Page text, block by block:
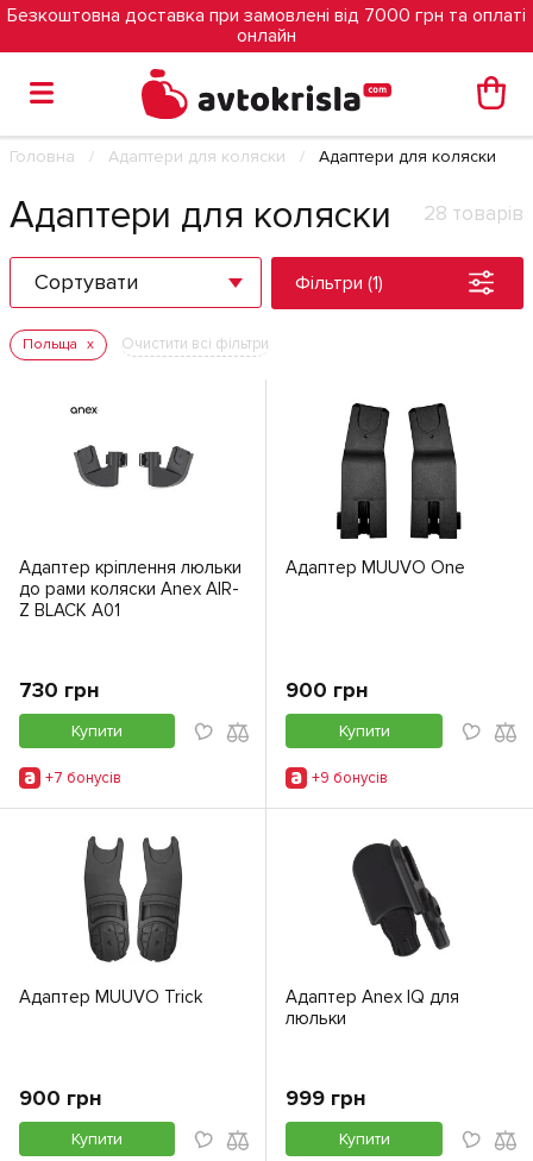
Безкоштовна доставка при замовлені від 7000 грн та оплаті
онлайн
Головна Адаптери для коляски Адаптери для коляски
Адаптери для коляски 28 товарів
Сортувати Фільтри (1)
Польща Очистити всі фільтри
Адаптер кріплення люльки
до рами коляски Anex AIR-
Z BLACK A01
730 грн
Купити
+7 бонусiв
Адаптер MUUVO One
900 грн
Купити
+9 бонусiв
Адаптер MUUVO Trick
900 грн
Купити
Адаптер Anex IQ для
люльки
999 грн
Купити